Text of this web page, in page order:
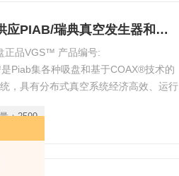
VGS™2010 OF10x30P供应PIAB/瑞典真空发生器和吸盘正品VGS™
正品VGS™ 产品编号:
Piab集各种吸盘和基于COAX®技术的
，具有分布式真空系统经济高效、运行
：2599